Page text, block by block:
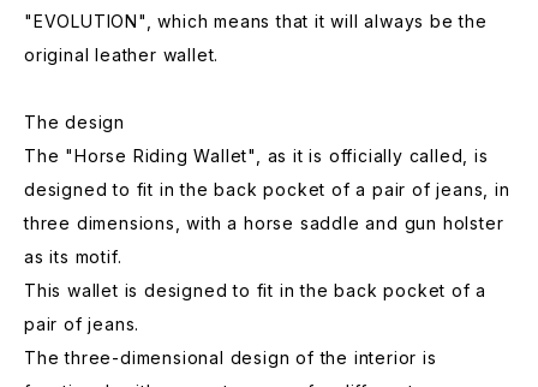
"EVOLUTION", which means that it will always be the
original leather wallet.
The design
The "Horse Riding Wallet", as it is officially called, is
designed to fit in the back pocket of a pair of jeans, in
three dimensions, with a horse saddle and gun holster
as its motif.
This wallet is designed to fit in the back pocket of a
pair of jeans.
The three-dimensional design of the interior is